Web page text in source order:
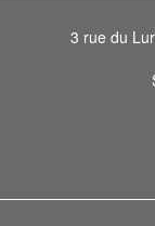
3 rue du